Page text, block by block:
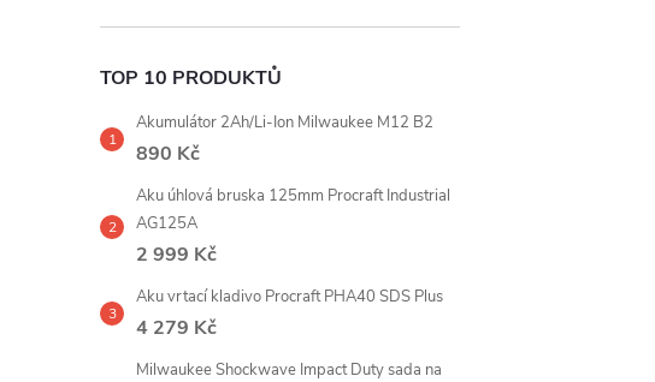
í
p
a
n
l
TOP 10 PRODUKTŮ
Akumulátor 2Ah/Li-Ion Milwaukee M12 B2
890 Kč
Aku úhlová bruska 125mm Procraft Industrial
AG125A
2 999 Kč
Aku vrtací kladivo Procraft PHA40 SDS Plus
4 279 Kč
Milwaukee Shockwave Impact Duty sada na